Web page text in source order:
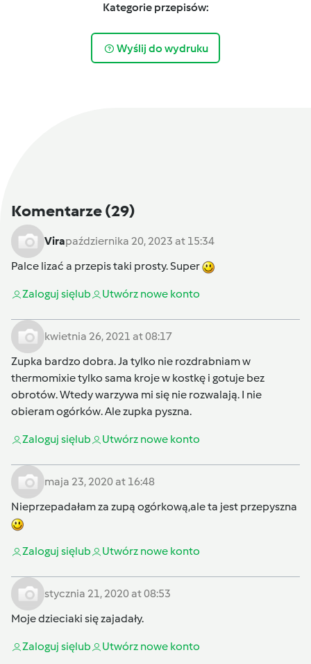
Kategorie przepisów:
Wyślij do wydruku
Komentarze(29)
Virapaździernika 20, 2023 at 15:34
Palce lizać a przepis taki prosty. Super
Zaloguj sięlub Utwórz nowe konto
kwietnia 26, 2021 at 08:17
Zupka bardzo dobra. Ja tylko nie rozdrabniam w
thermomixie tylko sama kroje w kostkę i gotuje bez
obrotów. Wtedy warzywa mi się nie rozwalają. I nie
obieram ogórków. Ale zupka pyszna.
Zaloguj sięlub Utwórz nowe konto
maja 23, 2020 at 16:48
Nieprzepadałam za zupą ogórkową,ale ta jest przepyszna
Zaloguj sięlub Utwórz nowe konto
stycznia 21, 2020 at 08:53
Moje dzieciaki się zajadały.
Zaloguj sięlub Utwórz nowe konto